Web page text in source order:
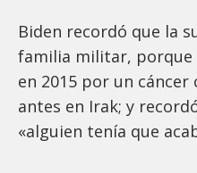
Biden recordó que la
familia militar, porque
en 2015 por un
antes en Irak; y
«alguien tenía que